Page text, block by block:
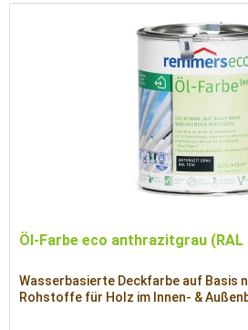
Öl-Farbe eco anthrazitgrau (RAL
Wasserbasierte Deckfarbe auf Basis
Rohstoffe für Holz im Innen- &